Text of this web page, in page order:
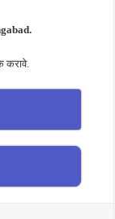
करावे.